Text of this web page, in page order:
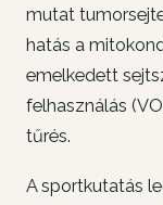
mutat
hatás a
emelkedett
felhasználás
tűrés.
A sportkutatás